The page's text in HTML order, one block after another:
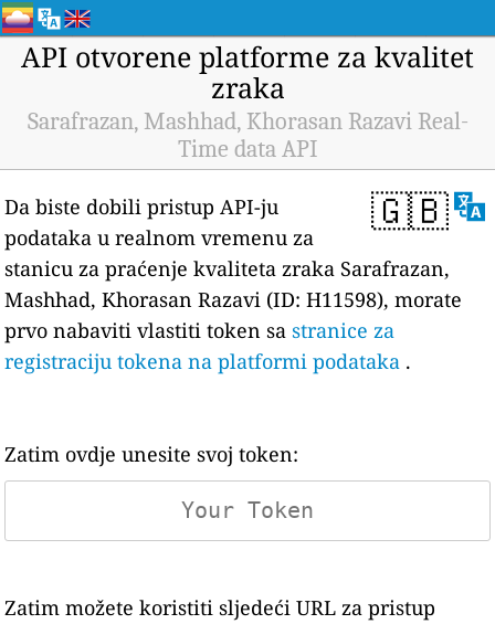
API otvorene platforme za kvalitet
zraka
Sarafrazan, Mashhad, Khorasan Razavi Real-
Time data API
🇬🇧
Da biste dobili pristup API-ju
podataka u realnom vremenu za
stanicu za praćenje kvaliteta zraka Sarafrazan,
Mashhad, Khorasan Razavi (ID: H11598), morate
prvo nabaviti vlastiti token sastranice za
registraciju tokena na platformi podataka .
Zatim ovdje unesite svoj token:
Zatim možete koristiti sljedeći URL za pristup